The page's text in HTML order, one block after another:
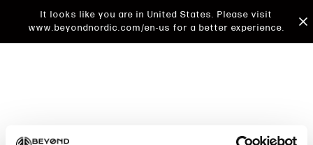
It looks like you are in United States. Please visit
www.beyondnordic.com/en-us for a better experience.